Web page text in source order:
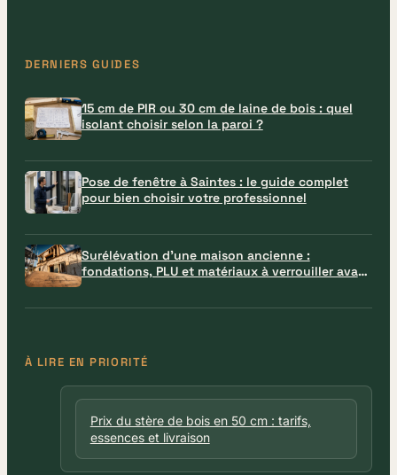
DERNIERS GUIDES
15 cm de PIR ou 30 cm de laine de bois : quel
isolant choisir selon la paroi ?
Pose de fenêtre à Saintes : le guide complet
pour bien choisir votre professionnel
Surélévation d’une maison ancienne :
fondations, PLU et matériaux à verrouiller avant
le chantier
À LIRE EN PRIORITÉ
Prix du stère de bois en 50 cm : tarifs,
essences et livraison